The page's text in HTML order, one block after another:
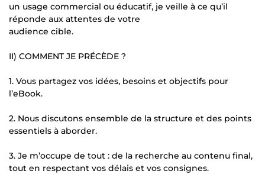
un usage commercial ou éducatif, je veille à ce qu’il
réponde aux attentes de votre
audience cible.
II) COMMENT JE PRÉCÈDE ?
1. Vous partagez vos idées, besoins et objectifs pour
l’eBook.
2. Nous discutons ensemble de la structure et des points
essentiels à aborder.
3. Je m’occupe de tout : de la recherche au contenu final,
tout en respectant vos délais et vos consignes.